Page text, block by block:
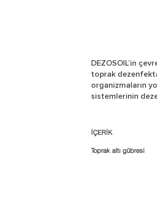
DEZOSOIL’in
toprak
organizmaların
sistemlerinin
İÇERİK
Toprak altı gübresi